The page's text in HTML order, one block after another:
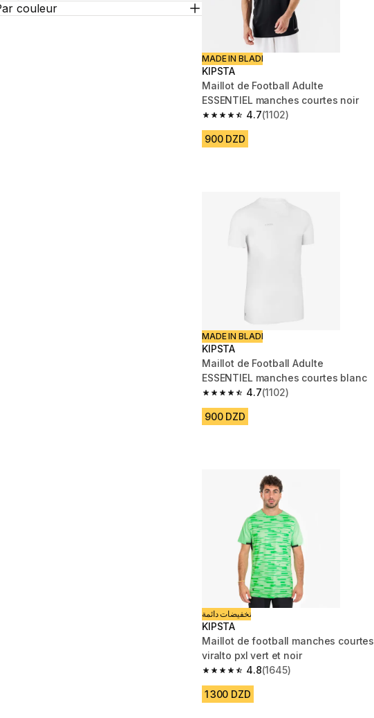
couleur
MADE IN BLADI
KIPSTA
Maillot de Football Adulte
ESSENTIEL manches courtes noir
4.7
4.7 out of 5 stars from 1102 reviews
(1102)
900 DZD
MADE IN BLADI
KIPSTA
Maillot de Football Adulte
ESSENTIEL manches courtes blanc
4.7
4.7 out of 5 stars from 1102 reviews
(1102)
900 DZD
تخفيضات دائمة
KIPSTA
Maillot de football manches courtes
viralto pxl vert et noir
4.8
4.8 out of 5 stars from 1645 reviews
(1645)
1 300 DZD